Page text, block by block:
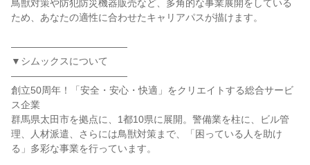
鳥獣対策や防犯防災機器販売など、多角的な事業展開をしている
ため、あなたの適性に合わせたキャリアパスが描けます。
――――――――――――
▼シムックスについて
――――――――――――
創立50周年！「安全・安心・快適」をクリエイトする総合サービ
ス企業
群馬県太田市を拠点に、1都10県に展開。警備業を柱に、ビル管
理、人材派遣、さらには鳥獣対策まで、「困っている人を助け
る」多彩な事業を行っています。